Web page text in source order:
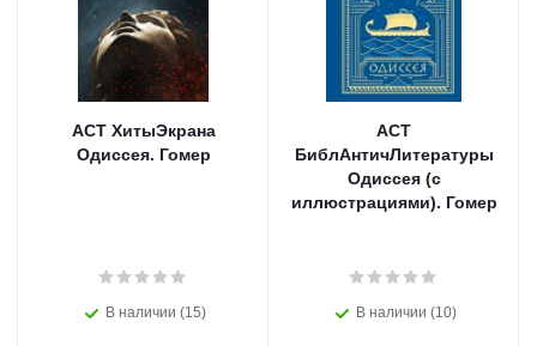
АСТ ХитыЭкрана
Одиссея. Гомер
В наличии (15)
АСТ
БиблАнтичЛитературы
Одиссея (с
иллюстрациями). Гомер
В наличии (10)